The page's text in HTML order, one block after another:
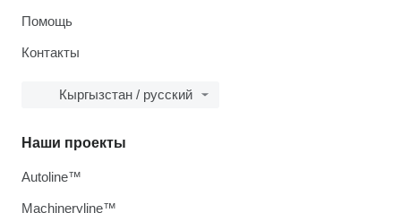
Помощь
Контакты
Кыргызстан / русский
Наши проекты
Autoline™
Machineryline™